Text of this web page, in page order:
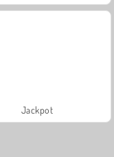
Jackpot